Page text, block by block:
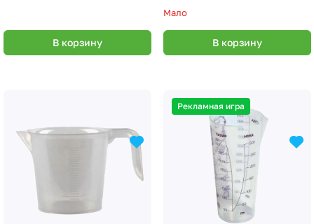
В корзину
Мало
В корзину
Рекламная игра